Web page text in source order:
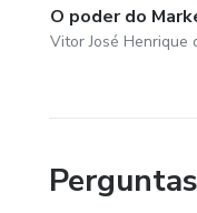
O poder do
Vitor José Henrique